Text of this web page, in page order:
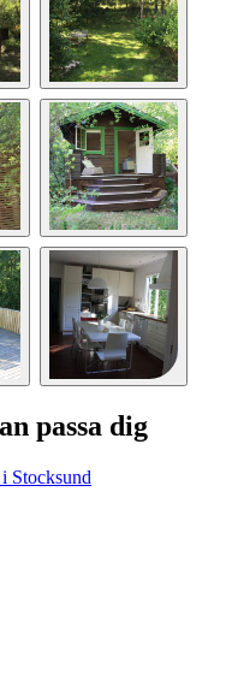
passa dig
Stocksund